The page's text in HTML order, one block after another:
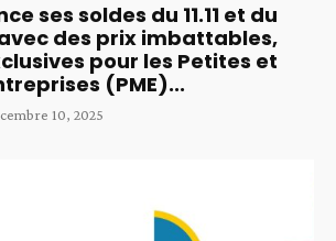
ses soldes du 11.11 et du
des prix imbattables,
pour les Petites et
(PME)...
10, 2025